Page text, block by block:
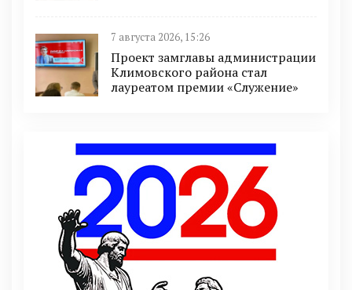
7 августа 2026, 15:26
Проект замглавы администрации
Климовского района стал
лауреатом премии «Служение»